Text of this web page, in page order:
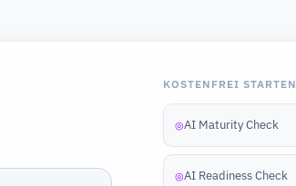
KOSTENFREI STARTEN
◎AI Maturity Check
◎AI Readiness Check